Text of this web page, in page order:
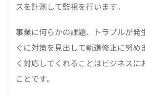
スを計測して監視を行います。
事業に何らかの課題、トラブルが発
ぐに対策を見出して軌道修正に努め
く対応してくれることはビジネスに
ことです。